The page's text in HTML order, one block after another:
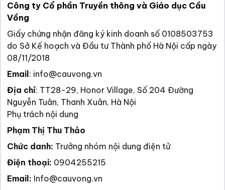
Công ty Cổ phần Truyền thông và Giáo dục Cầu
Vồng
Giấy chứng nhận đăng ký kinh doanh số 0108503753
do Sở Kế hoạch và Đầu tư Thành phố Hà Nội cấp ngày
08/11/2018
Email : info@cauvong.vn
Địa chỉ: TT28-29, Honor Village, Số 204 Đường
Nguyễn Tuân, Thanh Xuân, Hà Nội
Phụ trách nội dung
Phạm Thị Thu Thảo
Chức danh: Trưởng nhóm nội dung điện tử
Điện thoại: 0904255215
Email: Info@cauvong.vn